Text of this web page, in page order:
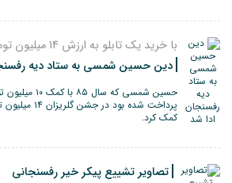
با خرید یک تابلو به ارزش 14 میلیون تومان
دین حسین شمسی به ستاد دیه
حسین شمسی که
پرداخت شده بود
کمک کرد.
تصاویر تشییع پیکر خیر رفسنجانی